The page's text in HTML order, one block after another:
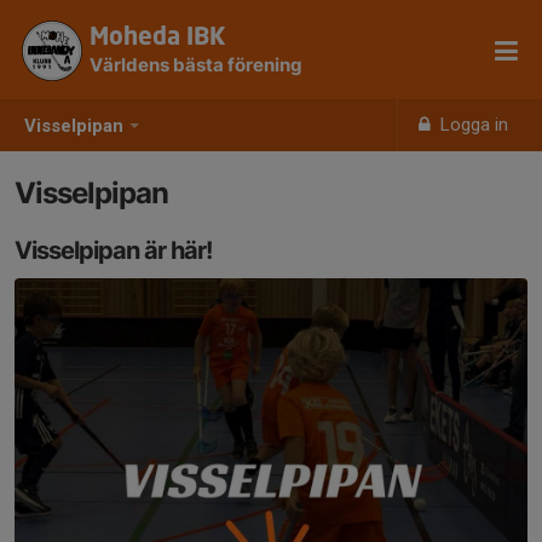
Visselpipan Logga in
Moheda IBK
Världens bästa förening
Visselpipan
Visselpipan är här!